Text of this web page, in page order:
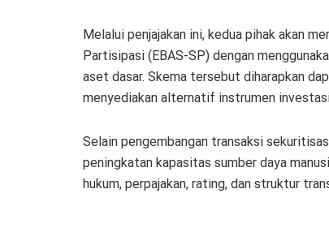
Melalui penjajakan ini, kedua pihak akan
Partisipasi (EBAS-SP) dengan
aset dasar. Skema tersebut diharapkan
menyediakan alternatif instrumen
Selain pengembangan transaksi
peningkatan kapasitas sumber daya
hukum, perpajakan, rating, dan struktur